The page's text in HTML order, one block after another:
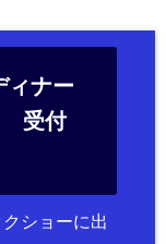
ィナー
受付
ショーに出